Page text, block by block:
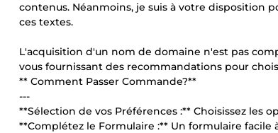
contenus. Néanmoins, je suis à votre disposition
ces textes.
L'acquisition d'un nom de domaine n'est pas
vous fournissant des recommandations pour
** Comment Passer Commande?**
---
**Sélection de vos Préférences :** Choisissez les
**Complétez le Formulaire :** Un formulaire